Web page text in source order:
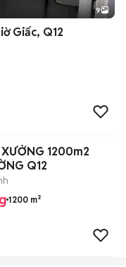
+2
9
Giấc, Q12
1200m2
Q12
1200 m²